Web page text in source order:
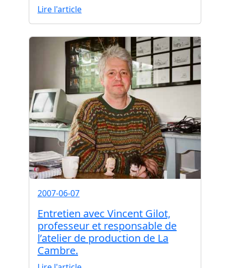
Lire l'article
2007-06-07
Entretien avec Vincent Gilot,
professeur et responsable de
l’atelier de production de La
Cambre.